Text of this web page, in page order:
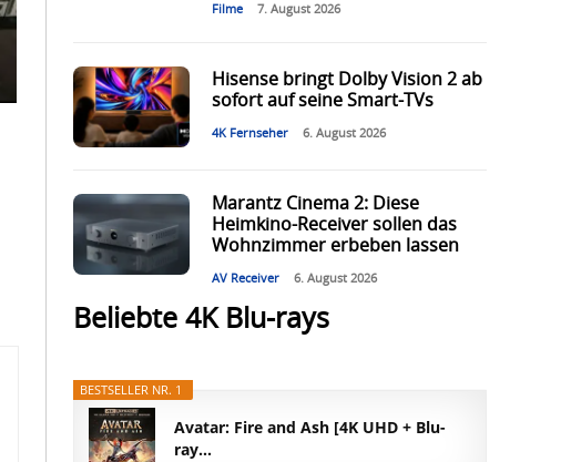
Filme 7. August 2026
Hisense bringt Dolby Vision 2 ab
sofort auf seine Smart-TVs
4K Fernseher 6. August 2026
Marantz Cinema 2: Diese
Heimkino-Receiver sollen das
Wohnzimmer erbeben lassen
AV Receiver 6. August 2026
Beliebte 4K Blu-rays
BESTSELLER NR. 1
Avatar: Fire and Ash [4K UHD + Blu-
ray...